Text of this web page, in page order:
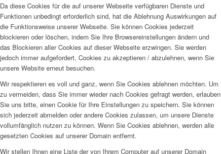
Da diese Cookies für die auf unserer Webseite verfügbaren Dienste und
Funktionen unbedingt erforderlich sind, hat die Ablehnung Auswirkungen auf
die Funktionsweise unserer Webseite. Sie können Cookies jederzeit
blockieren oder löschen, indem Sie Ihre Browsereinstellungen ändern und
das Blockieren aller Cookies auf dieser Webseite erzwingen. Sie werden
jedoch immer aufgefordert, Cookies zu akzeptieren / abzulehnen, wenn Sie
unsere Website erneut besuchen.
Wir respektieren es voll und ganz, wenn Sie Cookies ablehnen möchten. Um
zu vermeiden, dass Sie immer wieder nach Cookies gefragt werden, erlauben
Sie uns bitte, einen Cookie für Ihre Einstellungen zu speichern. Sie können
sich jederzeit abmelden oder andere Cookies zulassen, um unsere Dienste
vollumfänglich nutzen zu können. Wenn Sie Cookies ablehnen, werden alle
gesetzten Cookies auf unserer Domain entfernt.
Wir stellen Ihnen eine Liste der von Ihrem Computer auf unserer Domain